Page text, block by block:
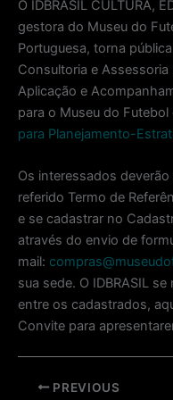
O IDBRASIL CULTURA,
gestora do Museu do
Portuguesa, torna
Consultoria e Assessoria
Aplicação e
para o Museu do
para Planejamento-
Os interessados
referido Termo de
e se cadastrar no
através do envio de
mail:
sua sede. O IDBRASIL
entre os cadastrados,
Convite para
Post PREVIOUS